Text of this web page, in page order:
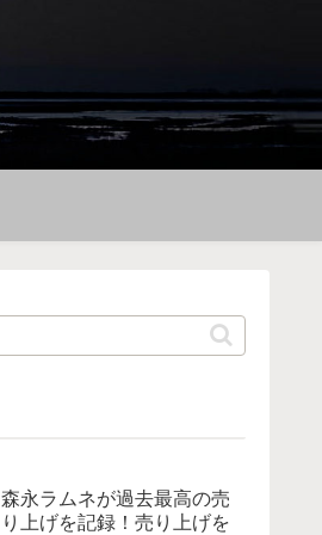
森永ラムネが過去最高の売
り上げを記録！売り上げを